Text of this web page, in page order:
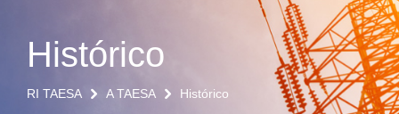
Histórico
RI TAESA A TAESA Histórico